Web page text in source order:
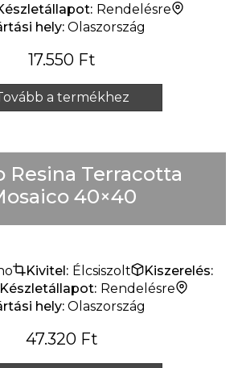
Rendelésre
hely: Olaszország
17.550 Ft
a termékhez
Resina Terracotta
40×40
Kivitel: Élcsiszolt
Kiszerelés:
Készletállapot: Rendelésre
hely: Olaszország
47.320 Ft